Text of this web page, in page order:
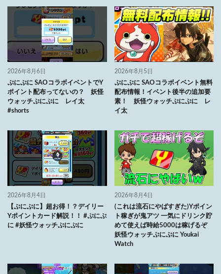
2026年8月6日
ぷにぷに SAOコラボイベントでY
ポイント配布ってないの？ 妖怪
ウォッチぷにぷに レイ太
#shorts
2026年8月5日
ぷにぷに SAOコラボイベント無料
配布情報！イベント後半の追加要
素！ 妖怪ウォッチぷにぷに レ
イ太
2026年8月4日
【ぷにぷに】超お得！？デイリー
Yポイントカード解説！！ #ぷにぷ
に #妖怪ウォッチぷにぷに
2026年8月4日
(これは流石にやばすぎた)Yポイン
ト稼ぎが鬼アツ 一気にドリンク貯
めて使えば時給5000は稼げるぞ
妖怪ウォッチぷにぷに Youkai
Watch